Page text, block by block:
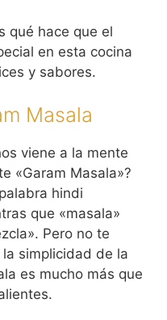
qué hace que el
en esta cocina
y sabores.
Masala
viene a la mente
«Garam Masala»?
hindi
que «masala»
Pero no te
simplicidad de la
es mucho más que